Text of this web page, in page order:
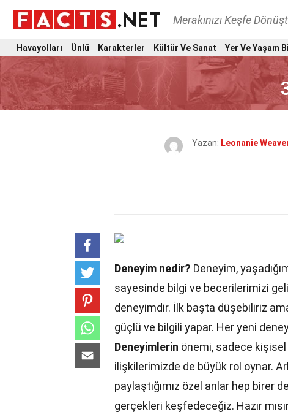
Merakınızı Keşfe
Havayolları Ünlü Karakterler Kültür Ve Sanat Yer Ve Yaşam
Yazan: Leonanie
Deneyim nedir? Deneyim,
sayesinde bilgi ve becerilerimizi
deneyimdir. İlk başta düşebiliriz
güçlü ve bilgili yapar. Her yeni
Deneyimlerin önemi, sadece
ilişkilerimizde de büyük rol oynar.
paylaştığımız özel anlar hep birer
gerçekleri keşfedeceğiz. Hazır